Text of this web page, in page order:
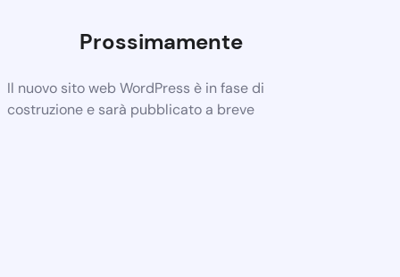
Prossimamente
Il nuovo sito web WordPress è in fase di
costruzione e sarà pubblicato a breve